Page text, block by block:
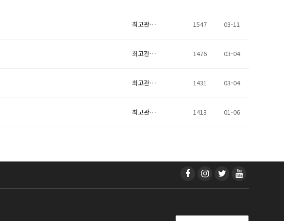
최고관… 1547 03-11
최고관… 1476 03-04
최고관… 1431 03-04
최고관… 1413 01-06